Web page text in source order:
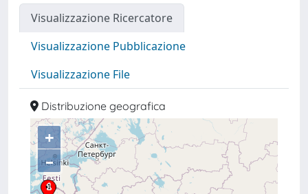
Visualizzazione Ricercatore
Visualizzazione Pubblicazione
Visualizzazione File
Distribuzione geografica
+
–